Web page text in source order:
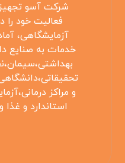
شرکت آسو
فعالیت خود را
آزمایشگاهی،
خدمات به صنایع
و مراکز
استاندارد و غذا